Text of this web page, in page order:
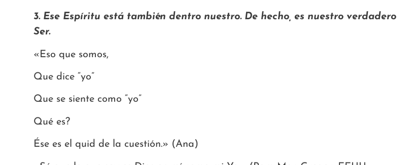
3. Ese Espíritu está también dentro nuestro. De hecho, es nuestro verdadero
Ser.
«Eso que somos,
Que dice “yo”
Que se siente como “yo”
Qué es?
Ése es el quid de la cuestión.» (Ana)